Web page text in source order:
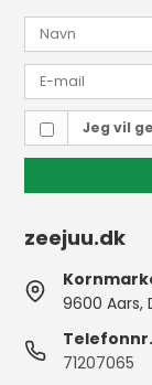
Jeg vil
zeejuu.dk
9600 Aars,
Telefonnr.
71207065